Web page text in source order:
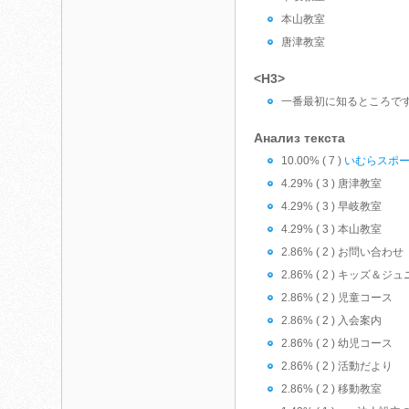
本山教室
唐津教室
<H3>
一番最初に知るところです
Анализ текста
10.00% ( 7 ) いむらスポ
4.29% ( 3 ) 唐津教室
4.29% ( 3 ) 早岐教室
4.29% ( 3 ) 本山教室
2.86% ( 2 ) お問い合わせ
2.86% ( 2 ) キッズ＆ジュ
2.86% ( 2 ) 児童コース
2.86% ( 2 ) 入会案内
2.86% ( 2 ) 幼児コース
2.86% ( 2 ) 活動だより
2.86% ( 2 ) 移動教室